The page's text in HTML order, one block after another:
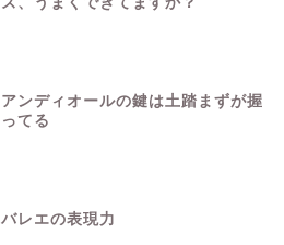
アンディオールの鍵は土踏まずが握
ってる
バレエの表現力